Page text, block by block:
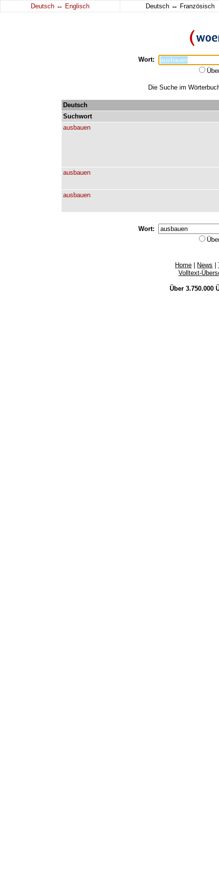
Deutsch ↔ Englisch Deutsch ↔ Französisch
Wort:
Die Suche im
Deutsch
Suchwort
ausbauen
ausbauen
ausbauen
Wort:
Home News
Volltext-
Über 3.750.000